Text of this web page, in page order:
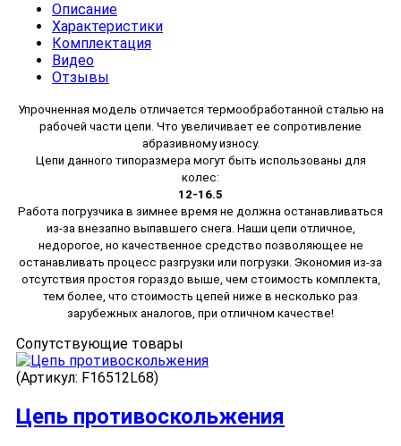
Описание
Характеристики
Комплектация
Видео
Отзывы
Упрочненная модель отличается термообработанной сталью на
рабочей части цепи. Что увеличивает ее сопротивление
абразивному износу.
Цепи данного типоразмера могут быть использованы для
колес:
12-16.5
Работа погрузчика в зимнее время не должна останавливаться
из-за внезапно выпавшего снега. Наши цепи отличное,
недорогое, но качественное средство позволяющее не
останавливать процесс разгрузки или погрузки. Экономия из-за
отсутствия простоя гораздо выше, чем стоимость комплекта,
тем более, что стоимость цепей ниже в несколько раз
зарубежных аналогов, при отличном качестве!
Сопутствующие товары
(Артикул: F16512L68)
Цепь противоскольжения